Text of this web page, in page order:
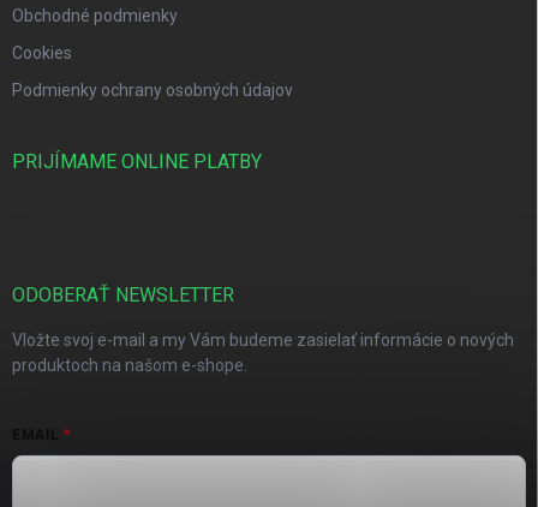
Obchodné podmienky
Cookies
Podmienky ochrany osobných údajov
PRIJÍMAME ONLINE PLATBY
ODOBERAŤ NEWSLETTER
Vložte svoj e-mail a my Vám budeme zasielať informácie o nových
produktoch na našom e-shope.